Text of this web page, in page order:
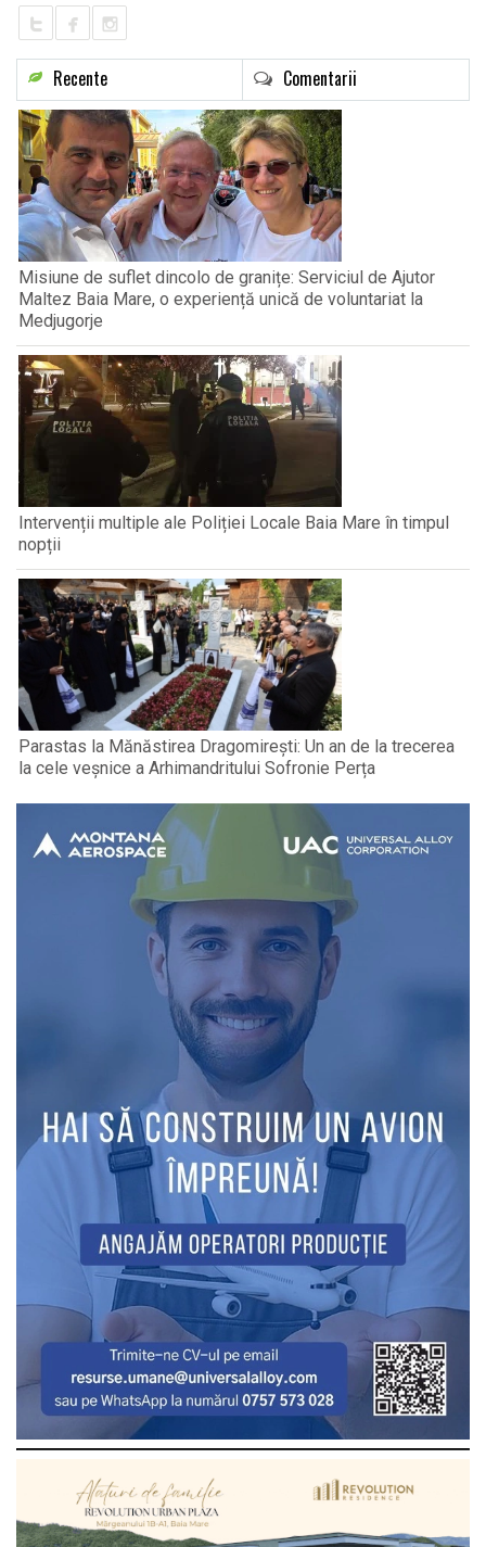
Recente Comentarii
Misiune de suflet dincolo de granițe: Serviciul de Ajutor
Maltez Baia Mare, o experiență unică de voluntariat la
Medjugorje
Intervenții multiple ale Poliției Locale Baia Mare în timpul
nopții
Parastas la Mănăstirea Dragomirești: Un an de la trecerea
la cele veșnice a Arhimandritului Sofronie Perța